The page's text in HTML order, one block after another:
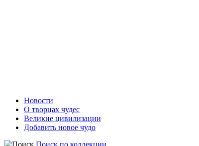
Новости
О творцах чудес
Великие цивилизации
Добавить новое чудо
Поиск по коллекции